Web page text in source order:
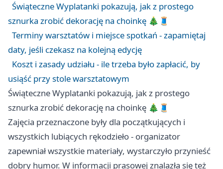
Świąteczne Wyplatanki pokazują, jak z prostego
sznurka zrobić dekorację na choinkę 🎄🧵
Terminy warsztatów i miejsce spotkań - zapamiętaj
daty, jeśli czekasz na kolejną edycję
Koszt i zasady udziału - ile trzeba było zapłacić, by
usiąść przy stole warsztatowym
Świąteczne Wyplatanki pokazują, jak z prostego
sznurka zrobić dekorację na choinkę 🎄🧵
Zajęcia przeznaczone były dla początkujących i
wszystkich lubiących rękodzieło - organizator
zapewniał wszystkie materiały, wystarczyło przynieść
dobry humor. W informacji prasowej znalazła się też